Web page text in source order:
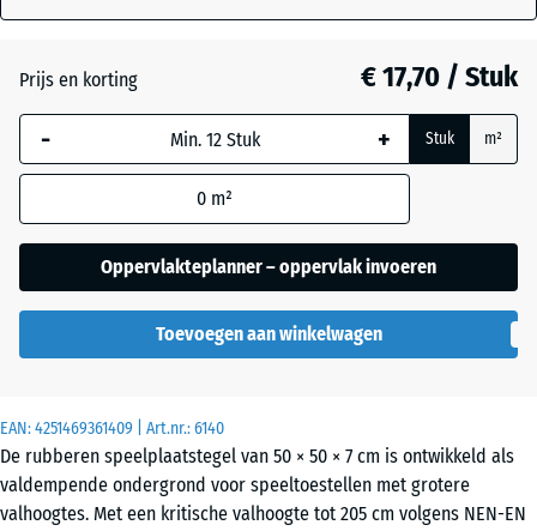
EAN:4251469361409 | Art.nr.:6140
De rubberen speelplaatstegel van 50 × 50 × 7 cm is ontwikkeld als
valdempende ondergrond voor speeltoestellen met grotere
valhoogtes. Met een kritische valhoogte tot 205 cm volgens NEN-EN
Grafietgrijs + € 0,50
Lindegroen + € 0,50
Prijs en korting € 17,70 / Stuk
- + Stuk m²
0 m²
Oppervlakteplanner – oppervlak invoeren
Toevoegen aan winkelwagen